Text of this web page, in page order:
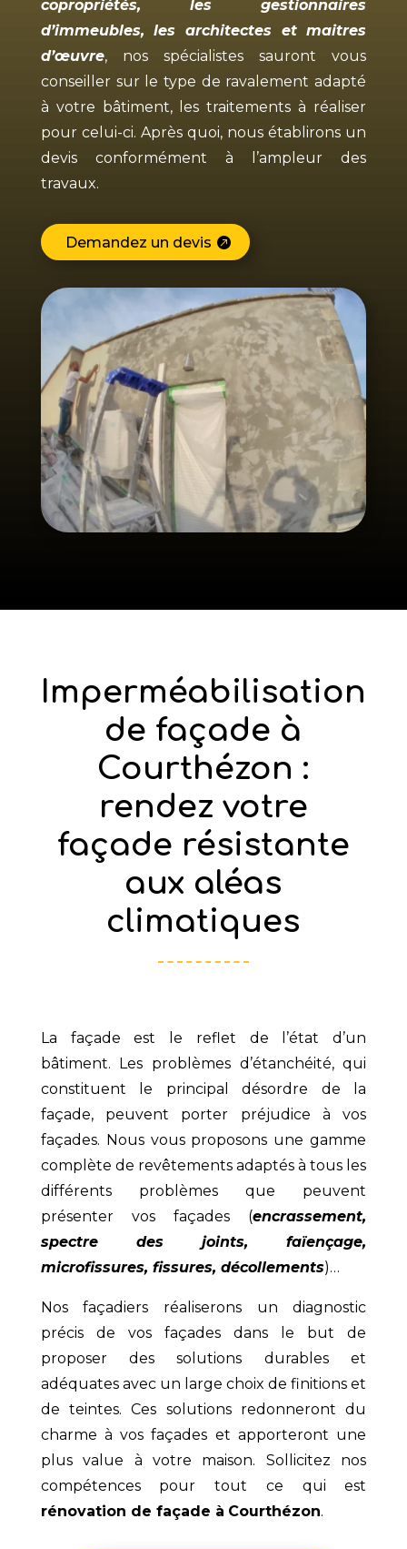
copropriétés, les gestionnaires
d’immeubles, les architectes et maitres
d’œuvre, nos spécialistes sauront vous
conseiller sur le type de ravalement adapté
à votre bâtiment, les traitements à réaliser
pour celui-ci. Après quoi, nous établirons un
devis conformément à l’ampleur des
travaux.
Demandez un devis
Imperméabilisation
de façade à
Courthézon :
rendez votre
façade résistante
aux aléas
climatiques
La façade est le reflet de l’état d’un
bâtiment. Les problèmes d’étanchéité, qui
constituent le principal désordre de la
façade, peuvent porter préjudice à vos
façades. Nous vous proposons une gamme
complète de revêtements adaptés à tous les
différents problèmes que peuvent
présenter vos façades (encrassement,
spectre des joints, faïençage,
microfissures, fissures, décollements)…
Nos façadiers réaliserons un diagnostic
précis de vos façades dans le but de
proposer des solutions durables et
adéquates avec un large choix de finitions et
de teintes. Ces solutions redonneront du
charme à vos façades et apporteront une
plus value à votre maison. Sollicitez nos
compétences pour tout ce qui est
rénovation de façade à Courthézon.